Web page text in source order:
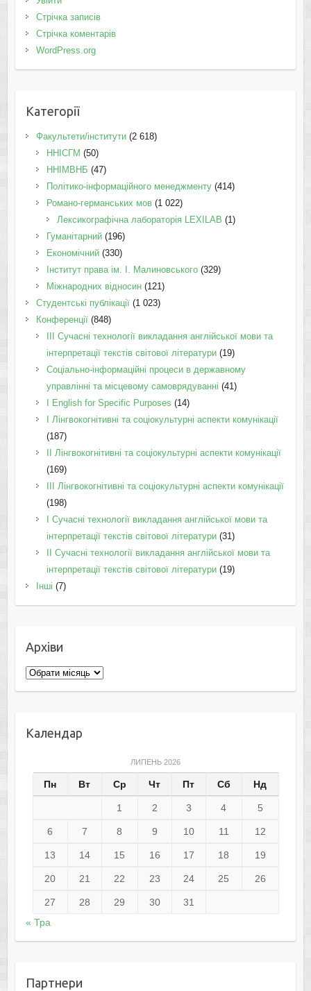
Стрічка записів
Стрічка коментарів
WordPress.org
Категорії
Факультети/інститути(2 618)
ННІСГМ (50)
ННІМВНБ (47)
Політико-інформаційного менеджменту(414)
Романо-германських мов(1 022)
Лексикографічна лабораторія LEXILAB (1)
Гуманітарний(196)
Економічний(330)
Інститут права ім. І. Малиновського(329)
Міжнародних відносин(121)
Студентські публікації(1 023)
Конференції(848)
III Сучасні технології викладання англійської мови та
інтерпретації текстів світової літератури(19)
Соціально-інформаційні процеси в державному
управлінні та місцевому самоврядуванні (41)
І English for Specific Purposes (14)
I Лінгвокогнітивні та соціокультурні аспекти комунікації
(187)
IІ Лінгвокогнітивні та соціокультурні аспекти комунікації
(169)
IІI Лінгвокогнітивні та соціокультурні аспекти комунікації
(198)
I Cучасні технології викладання англійської мови та
інтерпретації текстів світової літератури(31)
II Cучасні технології викладання англійської мови та
інтерпретації текстів світової літератури(19)
Інші (7)
Архіви
Архіви
Календар
ЛИПЕНЬ 2026
Пн Вт Ср Чт Пт Сб Нд
1 2 3 4 5
6 7 8 9 10 11 12
13 14 15 16 17 18 19
20 21 22 23 24 25 26
27 28 29 30
31
« Тра
Партнери